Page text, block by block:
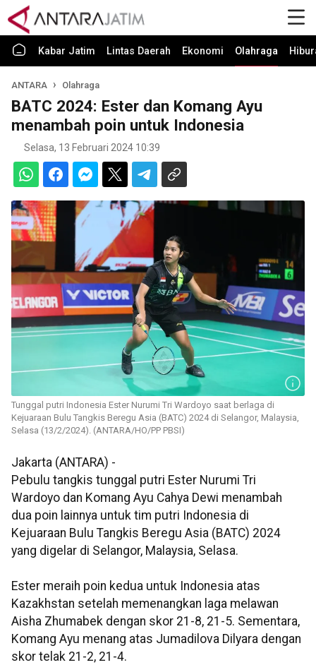
Kabar Jatim Lintas Daerah Ekonomi Olahraga
ANTARA Olahraga
BATC 2024: Ester dan Komang Ayu
menambah poin untuk Indonesia
Selasa, 13 Februari 2024 10:39
Tunggal putri Indonesia Ester Nurumi Tri Wardoyo saat berlaga di
Kejuaraan Bulu Tangkis Beregu Asia (BATC) 2024 di Selangor, Malaysia,
Selasa (13/2/2024). (ANTARA/HO/PP PBSI)
Jakarta (ANTARA) -
Pebulu tangkis tunggal putri Ester Nurumi Tri
Wardoyo dan Komang Ayu Cahya Dewi menambah
dua poin lainnya untuk tim putri Indonesia di
Kejuaraan Bulu Tangkis Beregu Asia (BATC) 2024
yang digelar di Selangor, Malaysia, Selasa.
Ester meraih poin kedua untuk Indonesia atas
Kazakhstan setelah memenangkan laga melawan
Aisha Zhumabek dengan skor 21-8, 21-5. Sementara,
Komang Ayu menang atas Jumadilova Dilyara dengan
skor telak 21-2, 21-4.